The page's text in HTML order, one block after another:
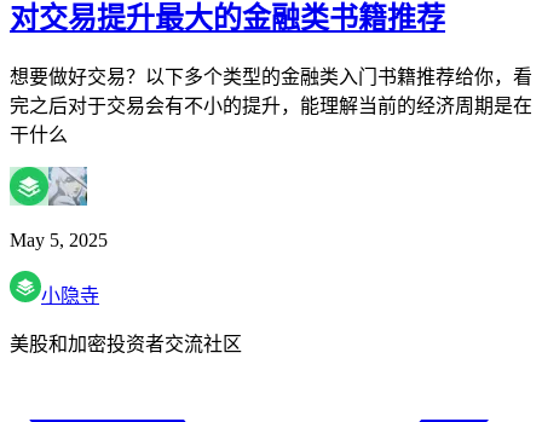
对交易提升最大的金融类书籍推荐
想要做好交易？以下多个类型的金融类入门书籍推荐给你，看
完之后对于交易会有不小的提升，能理解当前的经济周期是在
干什么
May 5, 2025
小隐寺
美股和加密投资者交流社区